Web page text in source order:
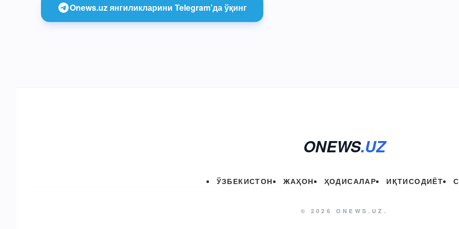
Onews.uz янгиликларини Telegram’да ўқинг
ONEWS.UZ
ЎЗБЕКИСТОН ЖАҲОН ҲОДИСАЛАР ИҚТИСОДИЁТ
© 2026 ONEWS.UZ.